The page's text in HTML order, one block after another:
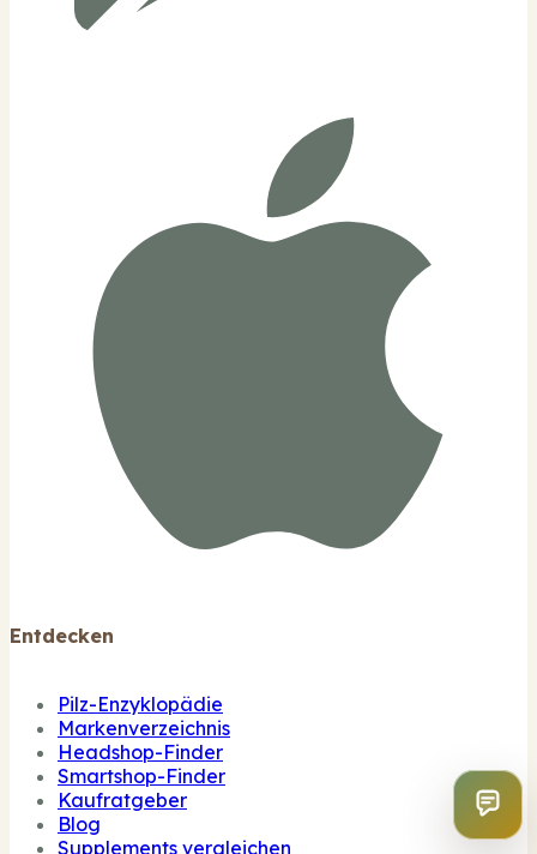
Entdecken
Pilz-Enzyklopädie
Markenverzeichnis
Headshop-Finder
Smartshop-Finder
Kaufratgeber
Blog
Supplements vergleichen